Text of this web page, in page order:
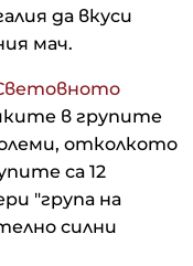
да вкуси
мач.
в групите
отколкото
са 12
"група на
силни